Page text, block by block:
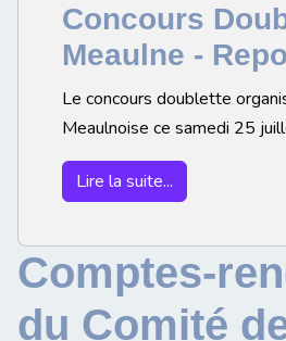
Concours
Meaulne -
Le concours doublette
Meaulnoise ce samedi 25
Lire la suite...
Comptes-
du Comité